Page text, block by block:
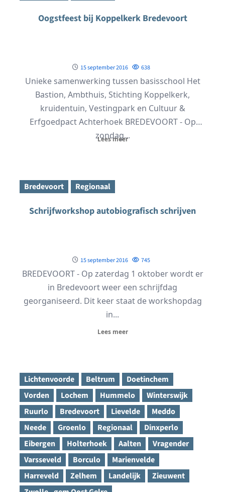
Oogstfeest bij Koppelkerk Bredevoort
15 september 2016 638
Unieke samenwerking tussen basisschool Het
Bastion, Ambthuis, Stichting Koppelkerk,
kruidentuin, Vestingpark en Cultuur &
Erfgoedpact Achterhoek BREDEVOORT - Op
zondag...
Lees meer
Bredevoort Regionaal
Schrijfworkshop autobiografisch schrijven
15 september 2016 745
BREDEVOORT - Op zaterdag 1 oktober wordt er
in Bredevoort weer een schrijfdag
georganiseerd. Dit keer staat de workshopdag
in...
Lees meer
Lichtenvoorde Beltrum
Doetinchem
Vorden
Lochem Hummelo
Winterswijk
Ruurlo
Bredevoort Lievelde
Meddo
Neede
Groenlo Regionaal
Dinxperlo
Eibergen
Holterhoek Aalten
Vragender
Varsseveld
Borculo
Marienvelde
Harreveld
Zelhem Landelijk
Zieuwent